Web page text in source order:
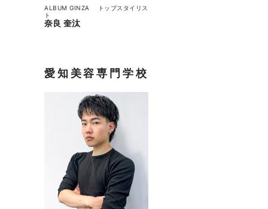
奈良 奎汰
ALBUM GINZA
トップスタイリス
ト
愛知美容専門学校